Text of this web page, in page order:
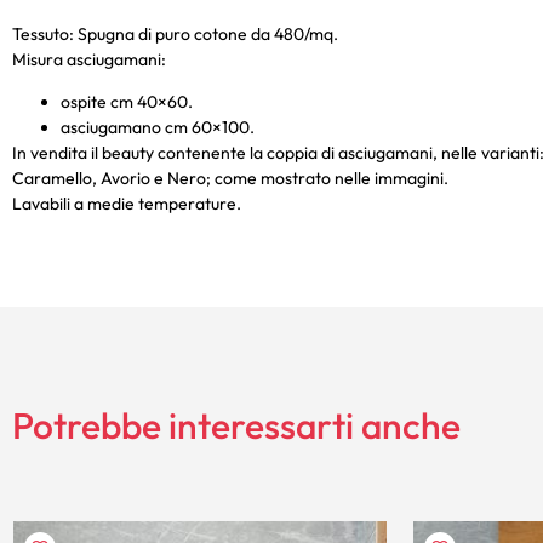
Tessuto: Spugna di puro cotone da 480/mq.
Misura asciugamani:
ospite cm 40×60.
asciugamano cm 60×100.
In vendita il beauty contenente la coppia di asciugamani, nelle varianti:
Caramello, Avorio e Nero; come mostrato nelle immagini.
Lavabili a medie temperature.
Potrebbe interessarti anche